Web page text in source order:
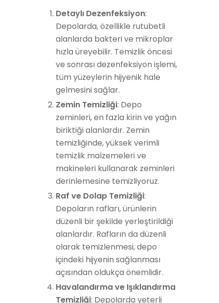
Detaylı Dezenfeksiyon:
Depolarda, özellikle rutubetli
alanlarda bakteri ve mikroplar
hızla üreyebilir. Temizlik öncesi
ve sonrası dezenfeksiyon işlemi,
tüm yüzeylerin hijyenik hale
gelmesini sağlar.
Zemin Temizliği: Depo
zeminleri, en fazla kirin ve yağın
biriktiği alanlardır. Zemin
temizliğinde, yüksek verimli
temizlik malzemeleri ve
makineleri kullanarak zeminleri
derinlemesine temizliyoruz.
Raf ve Dolap Temizliği:
Depoların rafları, ürünlerin
düzenli bir şekilde yerleştirildiği
alanlardır. Rafların da düzenli
olarak temizlenmesi, depo
içindeki hijyenin sağlanması
açısından oldukça önemlidir.
Havalandırma ve Işıklandırma
Temizliği: Depolarda yeterli